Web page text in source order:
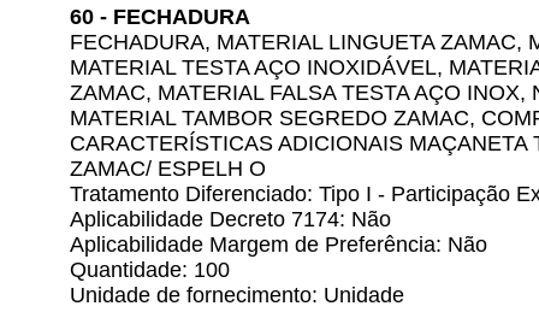
60 - FECHADURA
FECHADURA, MATERIAL LINGUETA ZAMAC,
MATERIAL TESTA AÇO INOXIDÁVEL,
ZAMAC, MATERIAL FALSA TESTA AÇO INOX,
MATERIAL TAMBOR SEGREDO ZAMAC,
CARACTERÍSTICAS ADICIONAIS MAÇANETA
ZAMAC/ ESPELH O
Tratamento Diferenciado: Tipo I - Participação
Aplicabilidade Decreto 7174: Não
Aplicabilidade Margem de Preferência: Não
Quantidade: 100
Unidade de fornecimento: Unidade